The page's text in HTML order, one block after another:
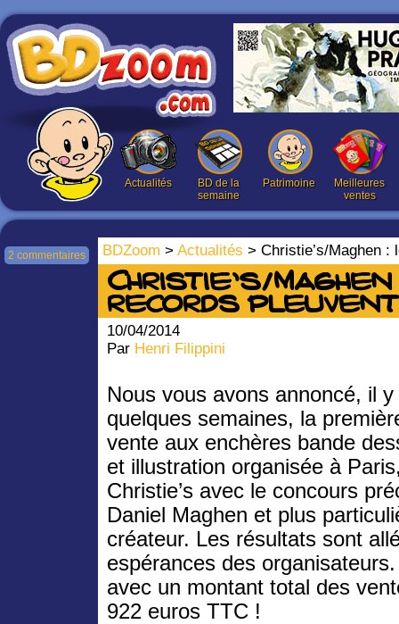
Actualités
BD de la
semaine
Patrimoine
Meilleures
ventes
BDZoom > Actualités > Christie’s/Maghen
2 commentaires
Christie’s/
records pleuvent
10/04/2014
Par Henri Filippini
Nous vous avons annoncé, il y
quelques semaines, la
vente aux enchères bande
et illustration organisée à
Christie’s avec le concours
Daniel Maghen et plus
créateur. Les résultats sont
espérances des
avec un montant total des
922 euros TTC !